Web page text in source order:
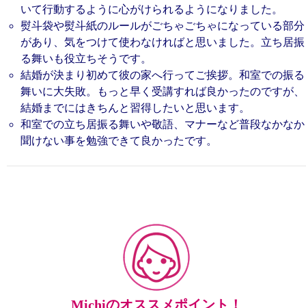
いて行動するように心がけられるようになりました。
熨斗袋や熨斗紙のルールがごちゃごちゃになっている部分
があり、気をつけて使わなければと思いました。立ち居振
る舞いも役立ちそうです。
結婚が決まり初めて彼の家へ行ってご挨拶。和室での振る
舞いに大失敗。もっと早く受講すれば良かったのですが、
結婚までにはきちんと習得したいと思います。
和室での立ち居振る舞いや敬語、マナーなど普段なかなか
聞けない事を勉強できて良かったです。
Michiのオススメポイント！